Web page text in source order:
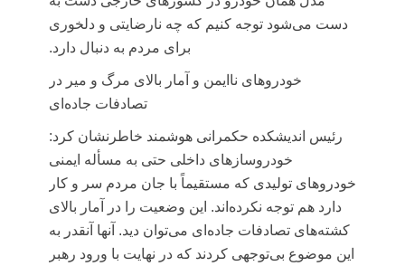
دست می‌شود توجه کنیم که چه نارضایتی و دلخوری
برای مردم به دنبال دارد.
خودروهای ناایمن و آمار بالای مرگ و میر در
تصادفات جاده‌ای
رئیس اندیشکده حکمرانی هوشمند خاطرنشان کرد:
خودروسازهای داخلی حتی به مسأله ایمنی
خودروهای تولیدی که مستقیماً با جان مردم سر و کار
دارد هم توجه نکرده‌اند. این وضعیت را در آمار بالای
کشته‌های تصادفات جاده‌ای می‌توان دید. آنها آنقدر به
این موضوع بی‌توجهی کردند که در نهایت با ورود رهبر